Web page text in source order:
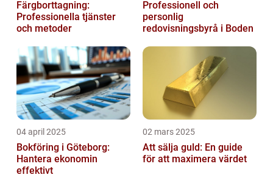
Färgborttagning:
Professionella tjänster
och metoder
Professionell och
personlig
redovisningsbyrå i Boden
04 april 2025
Bokföring i Göteborg:
Hantera ekonomin
effektivt
02 mars 2025
Att sälja guld: En guide
för att maximera värdet